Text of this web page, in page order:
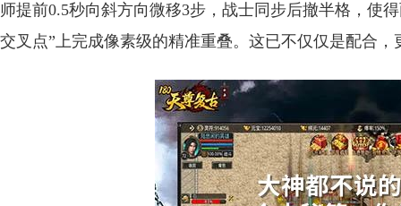
师提前0.5秒向斜方向微移3步，战士同步后撤半格，使
交叉点”上完成像素级的精准重叠。这已不仅仅是配合，